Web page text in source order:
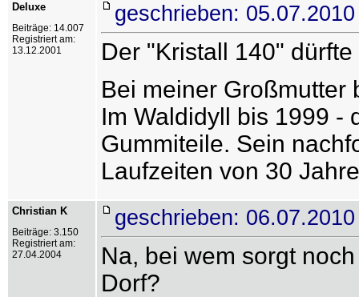
Deluxe
Beiträge: 14.007
Registriert am:
13.12.2001
geschrieben:
Der "Kristall 140"
Bei meiner Großmutter
Im Waldidyll bis 1999 -
Gummiteile. Sein
Laufzeiten von 30
Christian K
Beiträge: 3.150
Registriert am:
27.04.2004
geschrieben:
Na, bei wem sorgt
Dorf?